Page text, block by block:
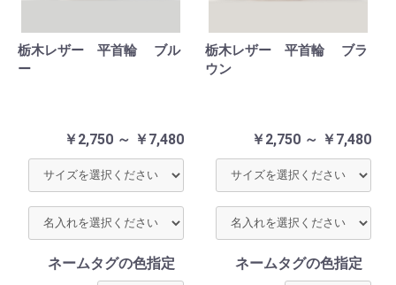
栃木レザー 平首輪 ブル
ー
￥2,750 ～ ￥7,480
ネームタグの色指定
栃木レザー 平首輪 ブラ
ウン
￥2,750 ～ ￥7,480
ネームタグの色指定